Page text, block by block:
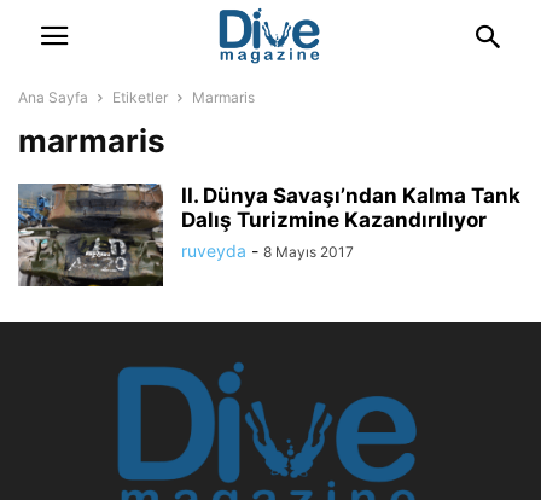
Ana Sayfa Etiketler Marmaris
marmaris
II. Dünya Savaşı’ndan Kalma Tank
Dalış Turizmine Kazandırılıyor
ruveyda - 8 Mayıs 2017